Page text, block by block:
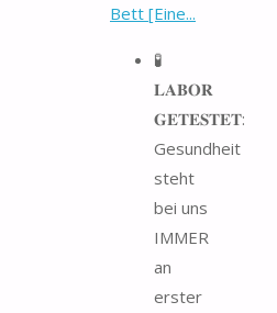
Bett [Eine...
🧪
𝐋𝐀𝐁𝐎𝐑
𝐆𝐄𝐓𝐄𝐒𝐓𝐄𝐓:
Gesundheit
steht
bei uns
IMMER
an
erster